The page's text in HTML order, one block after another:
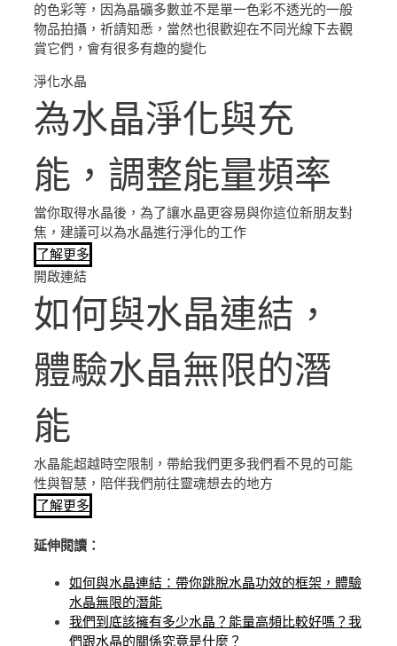
的色彩等，因為晶礦多數並不是單一色彩不透光的一般
物品拍攝，祈請知悉，當然也很歡迎在不同光線下去觀
賞它們，會有很多有趣的變化
淨化水晶
為水晶淨化與充
能，調整能量頻率
當你取得水晶後，為了讓水晶更容易與你這位新朋友對
焦，建議可以為水晶進行淨化的工作
了解更多
開啟連結
如何與水晶連結，
體驗水晶無限的潛
能
水晶能超越時空限制，帶給我們更多我們看不見的可能
性與智慧，陪伴我們前往靈魂想去的地方
了解更多
延伸閱讀：
如何與水晶連結：帶你跳脫水晶功效的框架，體驗
水晶無限的潛能
我們到底該擁有多少水晶？能量高頻比較好嗎？我
們跟水晶的關係究竟是什麼？